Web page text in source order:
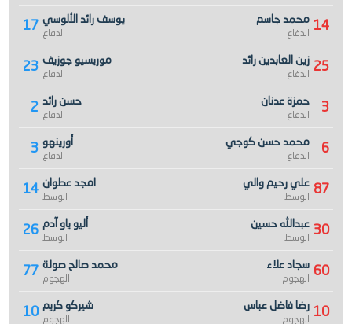
17 يوسف رائد الألوسي
الدفاع
23 موريسيو جوزيف
الدفاع
2 حسن رائد
الدفاع
3 أورينهو
الدفاع
14 امجد عطوان
الوسط
26 أليو ياو آدم
الوسط
77 محمد صالح صولة
الهجوم
10 شيركو كريم
الهجوم
14 محمد جاسم
الدفاع
25 زين العابدين رائد
الدفاع
3 حمزة عدنان
الدفاع
6 محمد حسن كوجي
الدفاع
87 علي رحيم والي
الوسط
30 عبدالله حسين
الوسط
60 سجاد علاء
الهجوم
10 رضا فاضل عباس
الهجوم